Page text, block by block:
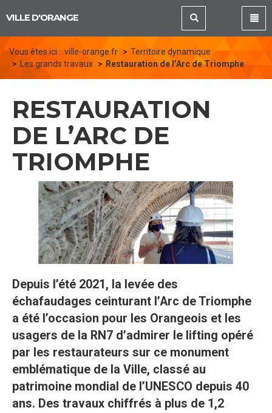
VILLE D'ORANGE
Vous êtes ici : ville-orange.fr
Territoire dynamique
Les grands travaux
Restauration de l’Arc de Triomphe
RESTAURATION
DE L’ARC DE
TRIOMPHE
Depuis l’été 2021, la levée des
échafaudages ceinturant l’Arc de Triomphe
a été l’occasion pour les Orangeois et les
usagers de la RN7 d’admirer le lifting opéré
par les restaurateurs sur ce monument
emblématique de la Ville, classé au
patrimoine mondial de l’UNESCO depuis 40
ans. Des travaux chiffrés à plus de 1,2